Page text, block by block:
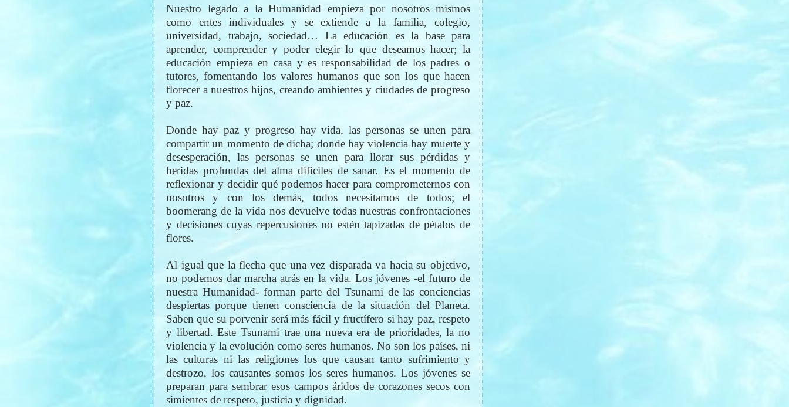
Nuestro legado a la Humanidad empieza por nosotros mismos
como entes individuales y se extiende a la familia, colegio,
universidad, trabajo, sociedad… La educación es la base para
aprender, comprender y poder elegir lo que deseamos hacer; la
educación empieza en casa y es responsabilidad de los padres o
tutores, fomentando los valores humanos que son los que hacen
florecer a nuestros hijos, creando ambientes y ciudades de progreso
y paz.
Donde hay paz y progreso hay vida, las personas se unen para
compartir un momento de dicha; donde hay violencia hay muerte y
desesperación, las personas se unen para llorar sus pérdidas y
heridas profundas del alma difíciles de sanar. Es el momento de
reflexionar y decidir qué podemos hacer para comprometernos con
nosotros y con los demás, todos necesitamos de todos; el
boomerang de la vida nos devuelve todas nuestras confrontaciones
y decisiones cuyas repercusiones no estén tapizadas de pétalos de
flores.
Al igual que la flecha que una vez disparada va hacia su objetivo,
no podemos dar marcha atrás en la vida. Los jóvenes -el futuro de
nuestra Humanidad- forman parte del Tsunami de las conciencias
despiertas porque tienen consciencia de la situación del Planeta.
Saben que su porvenir será más fácil y fructífero si hay paz, respeto
y libertad. Este Tsunami trae una nueva era de prioridades, la no
violencia y la evolución como seres humanos. No son los países, ni
las culturas ni las religiones los que causan tanto sufrimiento y
destrozo, los causantes somos los seres humanos. Los jóvenes se
preparan para sembrar esos campos áridos de corazones secos con
simientes de respeto, justicia y dignidad.